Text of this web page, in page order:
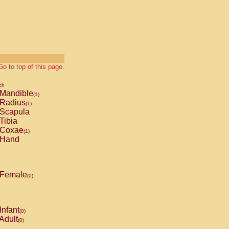
to top of this page.
Mandible(1)
Radius(1)
Scapula
Tibia
Coxae(1)
Hand
Female(0)
Infant(0)
(0)